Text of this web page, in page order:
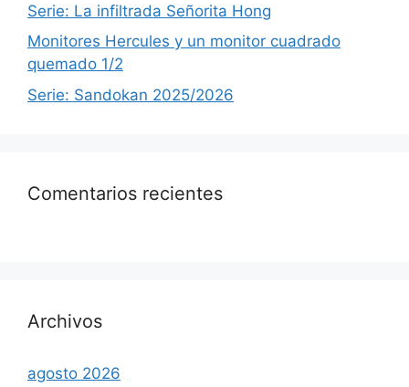
Serie: La infiltrada Señorita Hong
Monitores Hercules y un monitor cuadrado
quemado 1/2
Serie: Sandokan 2025/2026
Comentarios recientes
Archivos
agosto 2026